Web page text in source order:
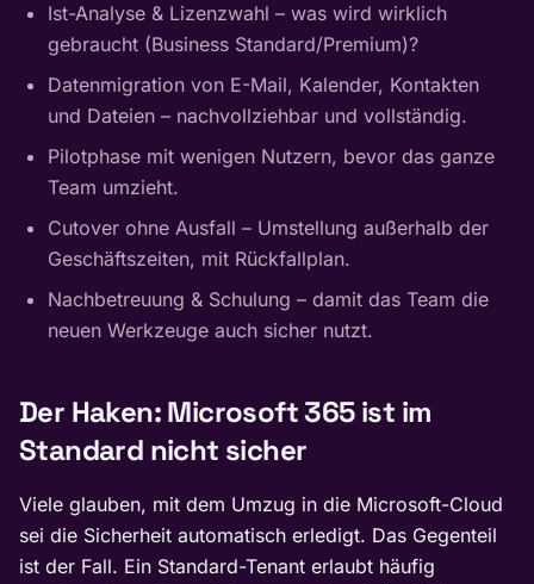
Ist-Analyse & Lizenzwahl – was wird wirklich
gebraucht (Business Standard/Premium)?
Datenmigration von E-Mail, Kalender, Kontakten
und Dateien – nachvollziehbar und vollständig.
Pilotphase mit wenigen Nutzern, bevor das ganze
Team umzieht.
Cutover ohne Ausfall – Umstellung außerhalb der
Geschäftszeiten, mit Rückfallplan.
Nachbetreuung & Schulung – damit das Team die
neuen Werkzeuge auch sicher nutzt.
Der Haken: Microsoft 365 ist im
Standard nicht sicher
Viele glauben, mit dem Umzug in die Microsoft-Cloud
sei die Sicherheit automatisch erledigt. Das Gegenteil
ist der Fall. Ein Standard-Tenant erlaubt häufig